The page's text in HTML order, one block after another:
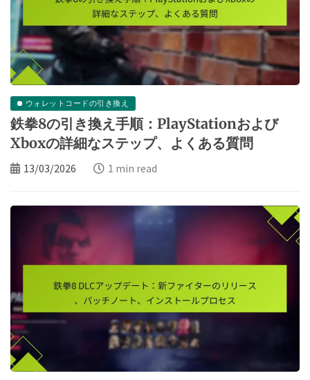
ウォレットコードの引き換え
鉄拳8の引き換え手順：PlayStationおよび
Xboxの詳細なステップ、よくある質問
13/03/2026 1 min read